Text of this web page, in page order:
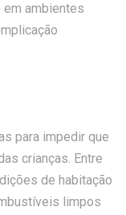
ambientes
para impedir que
crianças. Entre
de habitação
limpos